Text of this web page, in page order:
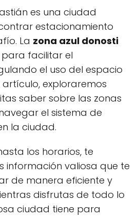
es una ciudad
estacionamiento
La zona azul donosti
facilitar el
el uso del espacio
artículo, exploraremos
saber sobre las zonas
el sistema de
la ciudad.
los horarios, te
información valiosa que te
de manera eficiente y
disfrutas de todo lo
ciudad tiene para